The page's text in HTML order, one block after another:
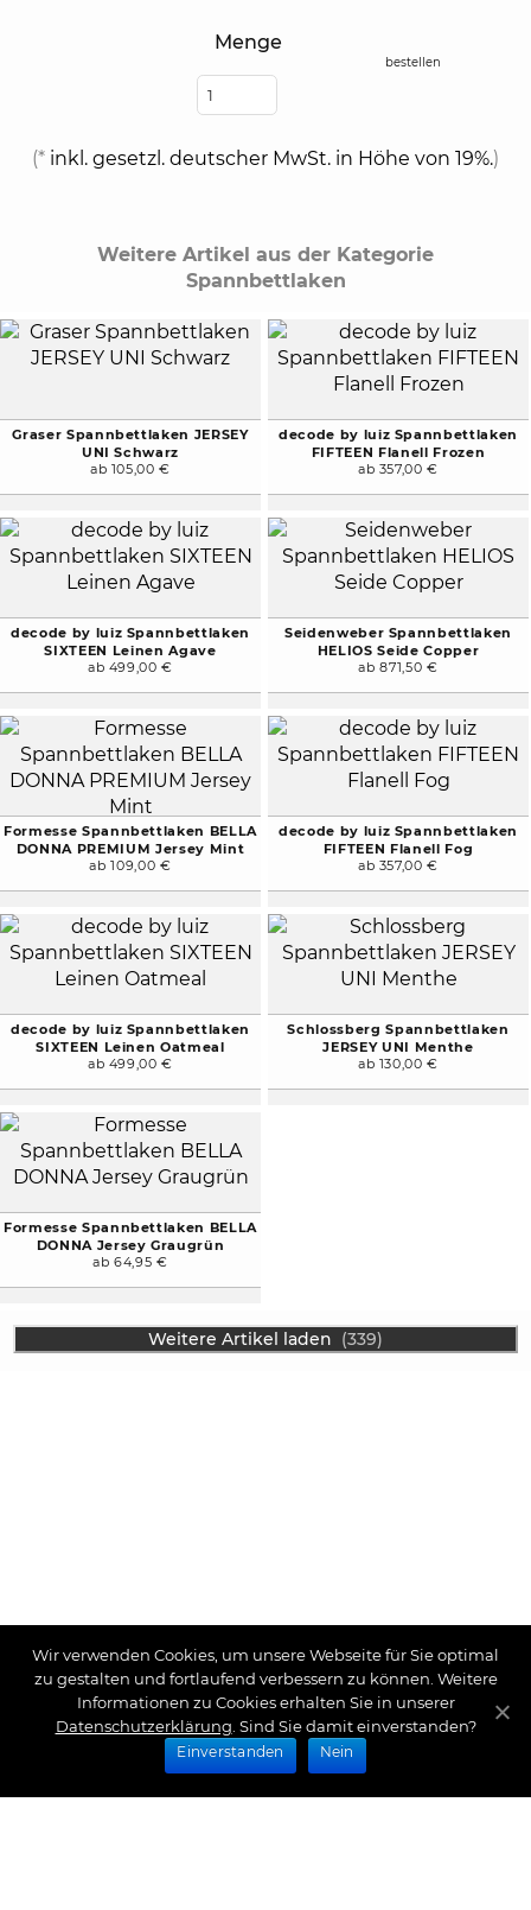
Menge
bestellen
(* inkl. gesetzl. deutscher MwSt. in Höhe von 19%.)
Weitere Artikel aus der Kategorie
Spannbettlaken
Graser Spannbettlaken JERSEY
UNI Schwarz
ab 105,00 €
decode by luiz Spannbettlaken
FIFTEEN Flanell Frozen
ab 357,00 €
decode by luiz Spannbettlaken
SIXTEEN Leinen Agave
ab 499,00 €
Seidenweber Spannbettlaken
HELIOS Seide Copper
ab 871,50 €
Formesse Spannbettlaken BELLA
DONNA PREMIUM Jersey Mint
ab 109,00 €
decode by luiz Spannbettlaken
FIFTEEN Flanell Fog
ab 357,00 €
decode by luiz Spannbettlaken
SIXTEEN Leinen Oatmeal
ab 499,00 €
Schlossberg Spannbettlaken
JERSEY UNI Menthe
ab 130,00 €
Formesse Spannbettlaken BELLA
DONNA Jersey Graugrün
ab 64,95 €
Weitere Artikel laden (339)
Wir verwenden Cookies, um unsere Webseite für Sie optimal
zu gestalten und fortlaufend verbessern zu können. Weitere
Informationen zu Cookies erhalten Sie in unserer
Datenschutzerklärung . Sind Sie damit einverstanden?
Einverstanden Nein